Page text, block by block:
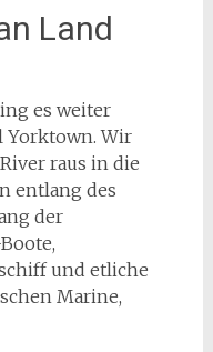
Land
es weiter
Yorktown. Wir
raus in die
entlang des
der
und etliche
Marine,